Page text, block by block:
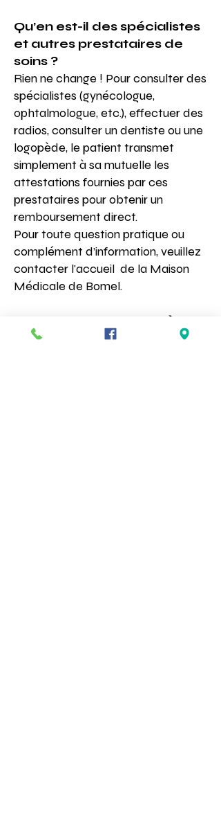
Qu’en est-il des spécialistes
et autres prestataires de
soins ?
Rien ne change ! Pour consulter des
spécialistes (gynécologue,
ophtalmologue, etc.), effectuer des
radios, consulter un dentiste ou une
logopède, le patient transmet
simplement à sa mutuelle les
attestations fournies par ces
prestataires pour obtenir un
remboursement direct.
Pour toute question pratique ou
complément d’information, veuillez
contacter l'accueil de la Maison
Médicale de Bomel.
Nous nous engageons à :
Vous offrir des soins de médecine